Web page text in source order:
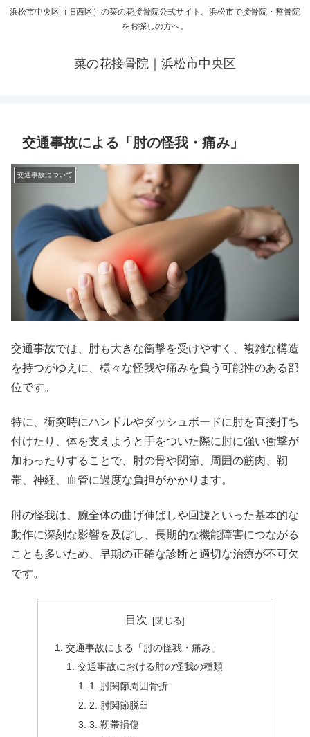
浜松市中央区（旧西区）の菜の花接骨院公式サイト。浜松市で接骨院・整骨院
をお探しの方へ。
菜の花接骨院｜浜松市中央区
交通事故による「肘の怪我・痛み」
交通事故について
交通事故では、肘も大きな衝撃を受けやすく、複雑な構造
を持つがゆえに、様々な怪我や痛みを負う可能性のある部
位です。
特に、衝突時にハンドルやダッシュボードに肘を直接打ち
付けたり、体を支えようと手をついた際に肘に強い衝撃が
加わったりすることで、肘の骨や関節、周囲の筋肉、靭
帯、神経、血管に過度な負担がかかります。
肘の怪我は、腕全体の曲げ伸ばしや回旋といった基本的な
動作に深刻な影響を及ぼし、長期的な機能障害につながる
ことも多いため、早期の正確な診断と適切な治療が不可欠
です。
目次
交通事故による「肘の怪我・痛み」
交通事故における肘の怪我の種類
1. 肘関節周囲骨折
2. 肘関節脱臼
3. 靭帯損傷